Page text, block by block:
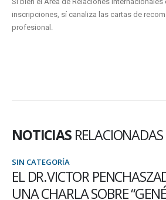
inscripciones, sí canaliza las cartas de
profesional.
NOTICIAS RELACIONADAS
SIN CATEGORÍA
EL DR.VICTOR
UNA CHARLA SOBRE